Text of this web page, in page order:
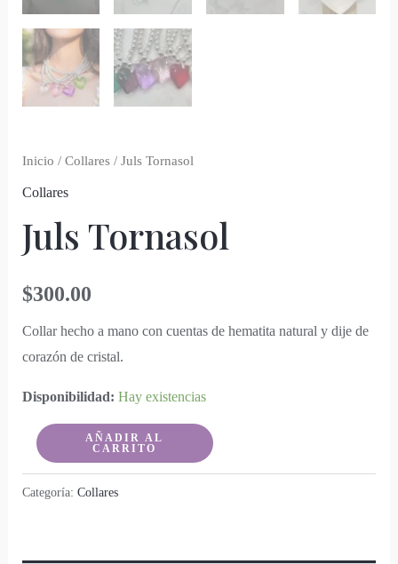
Inicio / Collares/ Juls Tornasol
Collares
Juls Tornasol
$300.00
Collar hecho a mano con cuentas de hematita natural y dije de
corazón de cristal.
Disponibilidad: Hay existencias
Juls
Tornasol
cantidad
AÑADIR AL
CARRITO
Categoría: Collares